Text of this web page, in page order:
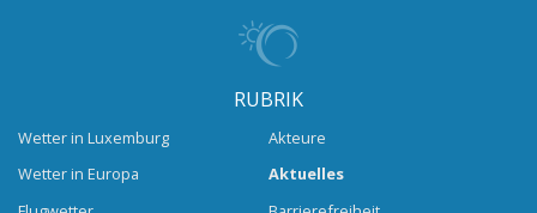
RUBRIK
Wetter in Luxemburg
Wetter in Europa
Akteure
Aktuelles